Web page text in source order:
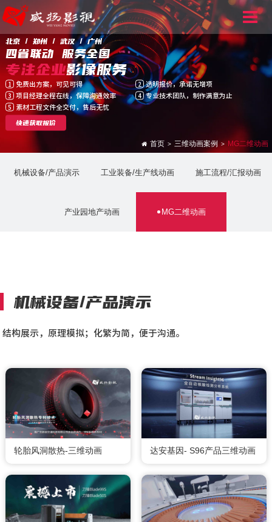
北京 / 郑州 / 武汉 / 广州
四省联动 服务全国
专注企业影像服务
1 免费出方案，可见可得 2 透明报价，承诺无增项
3 项目经理全程在线，保障沟通效率 4 专业技术团队，制作满意为止
5 素材工程文件全交付，售后无忧
快速获取报价
首页 > 三维动画案例> MG二维动画
机械设备/产品演示 工业装备/生产线动画 施工流程/汇报动画
产业园地产动画 MG二维动画
机械设备/产品演示
结构展示，原理模拟；化繁为简，便于沟通。
轮胎风洞散热-三维动画 达安基因- S96产品三维动画